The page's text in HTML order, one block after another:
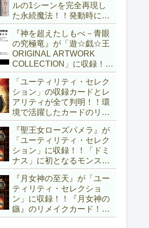
ルの1シーンを完全再現し
た永続魔法！！発動時に無
差別にモンスターを裏返す
効果も、なかなかの影響力
ですね～。「Ｖジャンプ
(2026年10月号)」付属カー
ド。【遊戯王OCG】
『神を超えたしもべ－青眼
の究極竜』が「遊☆戯☆王
ORIGINAL ARTWORK
COLLECTION」に収録！！
3回の攻撃と除去、強固な
耐性と、正しく『強靭！無
敵！最強！』な「ブルーア
イズ」が登場です！！【遊
戯王OCG】
「ユーティリティ・セレク
ション」の収録カードとレ
アリティが全て判明！！環
境で活躍したカードのリメ
イクが多数収録！！調整版
『墓穴の指名者』や「ドミ
ナス」の少女のカード化な
ど、注目要素が満載ですね
～。【遊戯王OCG】
『聖王女ローズパメラ』が
「ユーティリティ・セレク
ション」に収録！！「ドミ
ナス」に初となるモンスタ
ーが登場！！『聖王の粉
砕』や『列王詩篇』に描か
れていた少女で、実際にこ
の2種を強力にサポートし
ていますね！！【遊戯王
『月女神の至天』が「ユー
ティリティ・セレクショ
ン」に収録！！『月女神の
鏃』のリメイクカード！！
選出傾向が読めなくなりま